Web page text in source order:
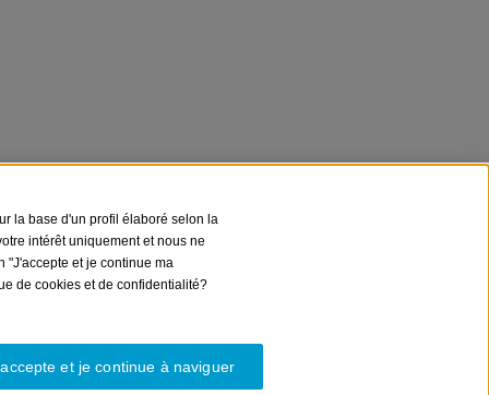
feuillet 873, page B-1561, NIF A08000143.
la base d'un profil élaboré selon la
intérêt uniquement et nous ne
"J'accepte et je continue ma
de cookies et de confidentialité?
et je continue à naviguer